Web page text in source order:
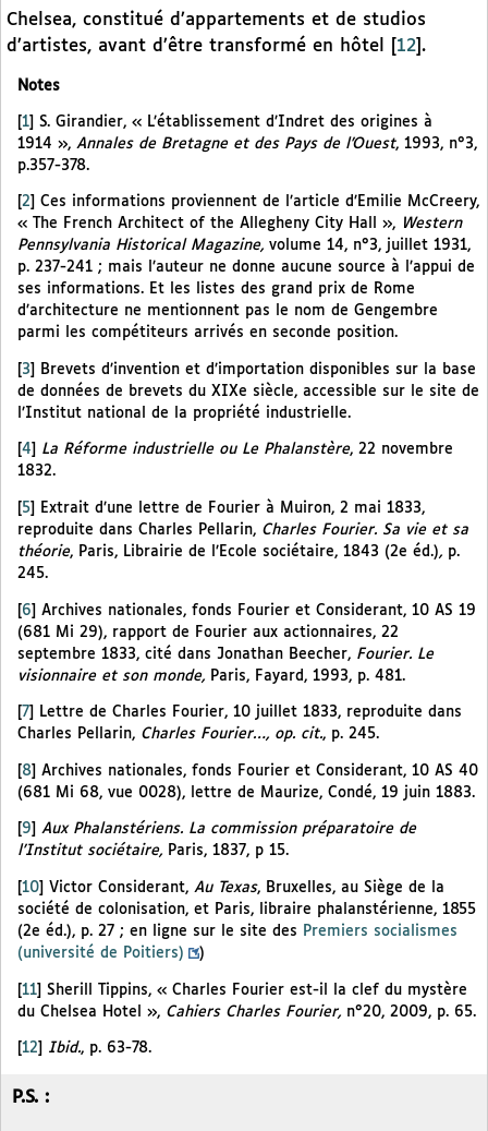
Chelsea, constitué d’appartements et de studios
d’artistes, avant d’être transformé en hôtel
12 .
Notes
[1] S. Girandier, « L’établissement d’Indret des origines à
1914 », Annales de Bretagne et des Pays de l’Ouest, 1993, n°3,
p.357-378.
2
Ces informations proviennent de l’article d’Emilie McCreery,
« The French Architect of the Allegheny City Hall », Western
Pennsylvania Historical Magazine, volume 14, n°3, juillet 1931,
p. 237-241 ; mais l’auteur ne donne aucune source à l’appui de
ses informations. Et les listes des grand prix de Rome
d’architecture ne mentionnent pas le nom de Gengembre
parmi les compétiteurs arrivés en seconde position.
[3]
Brevets d’invention et d’importation disponibles sur la base
de données de brevets du XIXe siècle, accessible sur le site de
l’Institut national de la propriété industrielle.
4 La Réforme industrielle ou Le Phalanstère, 22 novembre
1832.
5
Extrait d’une lettre de Fourier à Muiron, 2 mai 1833,
reproduite dans Charles Pellarin, Charles Fourier. Sa vie et sa
théorie, Paris, Librairie de l’Ecole sociétaire, 1843 (2e éd.), p.
245.
[6] Archives nationales, fonds Fourier et Considerant, 10 AS 19
(681 Mi 29), rapport de Fourier aux actionnaires, 22
septembre 1833, cité dans Jonathan Beecher, Fourier. Le
visionnaire et son monde, Paris, Fayard, 1993, p. 481.
7
Lettre de Charles Fourier, 10 juillet 1833, reproduite dans
Charles Pellarin, Charles Fourier…, op. cit., p. 245.
[8] Archives nationales, fonds Fourier et Considerant, 10 AS 40
(681 Mi 68, vue 0028), lettre de Maurize, Condé, 19 juin 1883.
9
Aux Phalanstériens. La commission préparatoire de
l’Institut sociétaire, Paris, 1837, p 15.
10 Victor Considerant, Au Texas, Bruxelles, au Siège de la
société de colonisation, et Paris, libraire phalanstérienne, 1855
(2e éd.), p. 27 ; en ligne sur le site des Premiers socialismes
(université de Poitiers)
)
[11] Sherill Tippins, « Charles Fourier est-il la clef du mystère
du Chelsea Hotel », Cahiers Charles Fourier, n°20, 2009, p. 65.
12 Ibid., p. 63-78.
P.S. :